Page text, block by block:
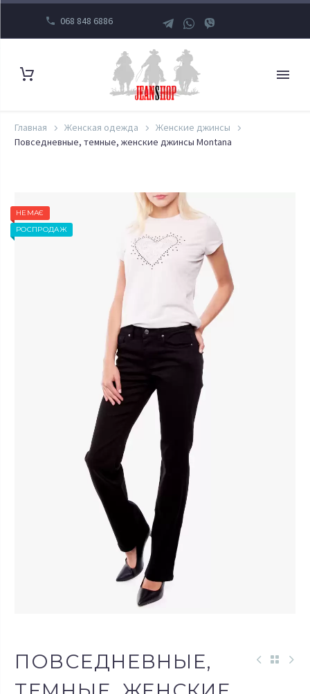
068 848 6886
Главная Женская одежда
Женские джинсы
Повседневные, темные, женские джинсы Montana
НЕМАЄ
РОСПРОДАЖ
ПОВСЕДНЕВНЫЕ,